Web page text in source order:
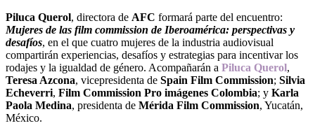
Piluca Querol, directora de AFC formará parte del encuentro:
Mujeres de las film commission de Iberoamérica: perspectivas y
desafíos, en el que cuatro mujeres de la industria audiovisual
compartirán experiencias, desafíos y estrategias para incentivar los
rodajes y la igualdad de género. Acompañarán a Piluca Querol,
Teresa Azcona, vicepresidenta de Spain Film Commission; Silvia
Echeverri, Film Commission Pro imágenes Colombia; y Karla
Paola Medina, presidenta de Mérida Film Commission, Yucatán,
México.